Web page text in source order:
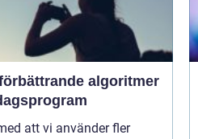
algoritmer
att vi använder fler